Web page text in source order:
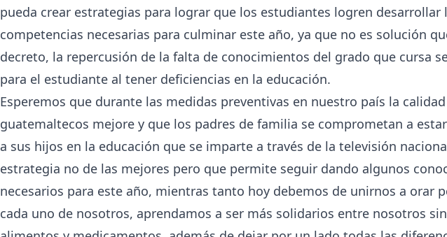
pueda crear estrategias para lograr que los estudiantes logren desarrollar
competencias necesarias para culminar este año, ya que no es solución
decreto, la repercusión de la falta de conocimientos del grado que cursa
para el estudiante al tener deficiencias en la educación.
Esperemos que durante las medidas preventivas en nuestro país la
guatemaltecos mejore y que los padres de familia se comprometan a
a sus hijos en la educación que se imparte a través de la televisión
estrategia no de las mejores pero que permite seguir dando algunos
necesarios para este año, mientras tanto hoy debemos de unirnos a orar
cada uno de nosotros, aprendamos a ser más solidarios entre nosotros